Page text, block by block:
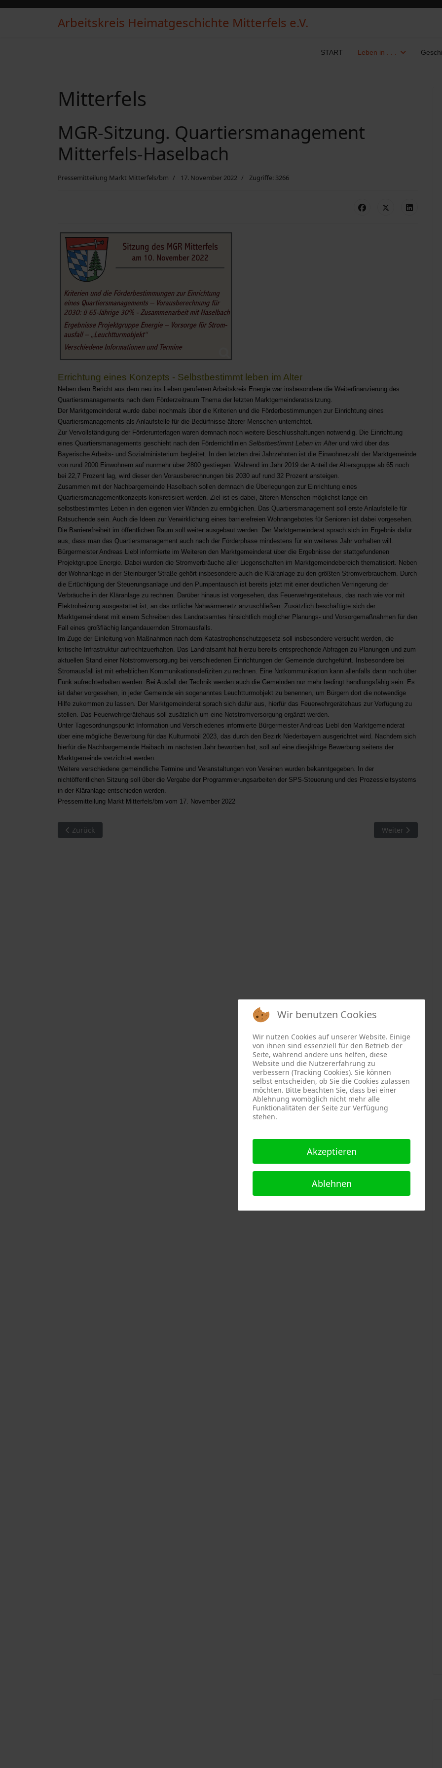
Arbeitskreis Heimatgeschichte Mitterfels e.V.
START Leben in . . .
Mitterfels
MGR-Sitzung. Quartiersmanagement
Mitterfels-Haselbach
Pressemitteilung Markt Mitterfels/bm 17. November 2022 Zugriffe: 3266
Errichtung eines Konzepts - Selbstbestimmt leben im Alter
Neben dem Bericht aus dem neu ins Leben gerufenen Arbeitskreis Energie war insbesondere die Weiterfinanzierung des
Quartiersmanagements nach dem Förderzeitraum Thema der letzten Marktgemeinderatssitzung.
Der Marktgemeinderat wurde dabei nochmals über die Kriterien und die Förderbestimmungen zur Einrichtung eines
Quartiersmanagements als Anlaufstelle für die Bedürfnisse älterer Menschen unterrichtet.
Zur Vervollständigung der Förderunterlagen waren demnach noch weitere Beschlusshaltungen notwendig. Die Einrichtung
eines Quartiersmanagements geschieht nach den Förderrichtlinien Selbstbestimmt Leben im Alterund wird über das
Bayerische Arbeits- und Sozialministerium begleitet. In den letzten drei Jahrzehnten ist die Einwohnerzahl der Marktgemeinde
von rund 2000 Einwohnern auf nunmehr über 2800 gestiegen. Während im Jahr 2019 der Anteil der Altersgruppe ab 65 noch
bei 22,7 Prozent lag, wird dieser den Vorausberechnungen bis 2030 auf rund 32 Prozent ansteigen.
Zusammen mit der Nachbargemeinde Haselbach sollen demnach die Überlegungen zur Einrichtung eines
Quartiersmanagementkonzepts konkretisiert werden. Ziel ist es dabei, älteren Menschen möglichst lange ein
selbstbestimmtes Leben in den eigenen vier Wänden zu ermöglichen. Das Quartiersmanagement soll erste Anlaufstelle für
Ratsuchende sein. Auch die Ideen zur Verwirklichung eines barrierefreien Wohnangebotes für Senioren ist dabei vorgesehen.
Die Barrierefreiheit im öffentlichen Raum soll weiter ausgebaut werden. Der Marktgemeinderat sprach sich im Ergebnis dafür
aus, dass man das Quartiersmanagement auch nach der Förderphase mindestens für ein weiteres Jahr vorhalten will.
Bürgermeister Andreas Liebl informierte im Weiteren den Marktgemeinderat über die Ergebnisse der stattgefundenen
Projektgruppe Energie. Dabei wurden die Stromverbräuche aller Liegenschaften im Marktgemeindebereich thematisiert. Neben
der Wohnanlage in der Steinburger Straße gehört insbesondere auch die Kläranlage zu den größten Stromverbrauchern. Durch
die Ertüchtigung der Steuerungsanlage und den Pumpentausch ist bereits jetzt mit einer deutlichen Verringerung der
Verbräuche in der Kläranlage zu rechnen. Darüber hinaus ist vorgesehen, das Feuerwehrgerätehaus, das nach wie vor mit
Elektroheizung ausgestattet ist, an das örtliche Nahwärmenetz anzuschließen. Zusätzlich beschäftigte sich der
Marktgemeinderat mit einem Schreiben des Landratsamtes hinsichtlich möglicher Planungs- und Vorsorgemaßnahmen für den
Fall eines großflächig langandauernden Stromausfalls.
Im Zuge der Einleitung von Maßnahmen nach dem Katastrophenschutzgesetz soll insbesondere versucht werden, die
kritische Infrastruktur aufrechtzuerhalten. Das Landratsamt hat hierzu bereits entsprechende Abfragen zu Planungen und zum
aktuellen Stand einer Notstromversorgung bei verschiedenen Einrichtungen der Gemeinde durchgeführt. Insbesondere bei
Stromausfall ist mit erheblichen Kommunikationsdefiziten zu rechnen. Eine Notkommunikation kann allenfalls dann noch über
Funk aufrechterhalten werden. Bei Ausfall der Technik werden auch die Gemeinden nur mehr bedingt handlungsfähig sein. Es
ist daher vorgesehen, in jeder Gemeinde ein sogenanntes Leuchtturmobjekt zu benennen, um Bürgern dort die notwendige
Hilfe zukommen zu lassen. Der Marktgemeinderat sprach sich dafür aus, hierfür das Feuerwehrgerätehaus zur Verfügung zu
stellen. Das Feuerwehrgerätehaus soll zusätzlich um eine Notstromversorgung ergänzt werden.
Unter Tagesordnungspunkt Information und Verschiedenes informierte Bürgermeister Andreas Liebl den Marktgemeinderat
über eine mögliche Bewerbung für das Kulturmobil 2023, das durch den Bezirk Niederbayern ausgerichtet wird. Nachdem sich
hierfür die Nachbargemeinde Haibach im nächsten Jahr beworben hat, soll auf eine diesjährige Bewerbung seitens der
Marktgemeinde verzichtet werden.
Weitere verschiedene gemeindliche Termine und Veranstaltungen von Vereinen wurden bekanntgegeben. In der
nichtöffentlichen Sitzung soll über die Vergabe der Programmierungsarbeiten der SPS-Steuerung und des Prozessleitsystems
in der Kläranlage entschieden werden.
Pressemitteilung Markt Mitterfels/bm vom 17. November 2022
Vorheriger Beitrag: 500 Euro für die FFW-Jugendgruppe Mitterfels
Zurück Nächster Beitrag:
Weiter
Wir benutzen Cookies
Wir nutzen Cookies auf unserer Website. Einige
von ihnen sind essenziell für den Betrieb der
Seite, während andere uns helfen, diese
Website und die Nutzererfahrung zu
verbessern (Tracking Cookies). Sie können
selbst entscheiden, ob Sie die Cookies zulassen
möchten. Bitte beachten Sie, dass bei einer
Ablehnung womöglich nicht mehr alle
Funktionalitäten der Seite zur Verfügung
stehen.
Akzeptieren
Ablehnen